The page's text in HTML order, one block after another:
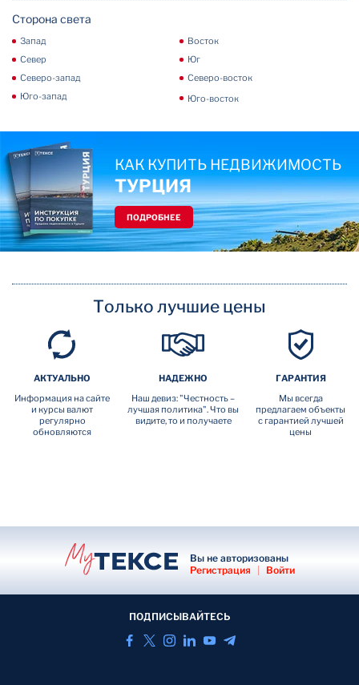
Сторона света
Запад
Восток
Север
Юг
Северо-запад
Северо-восток
Юго-запад
Юго-восток
КАК КУПИТЬ НЕДВИЖИМОСТЬ
ТУРЦИЯ
ПОДРОБНЕЕ
Только лучшие цены
АКТУАЛЬНО
Информация на сайте
и курсы валют
регулярно
обновляются
НАДЕЖНО
Наш девиз: "Честность –
лучшая политика". Что вы
видите, то и получаете
ГАРАНТИЯ
Мы всегда
предлагаем объекты
с гарантией лучшей
цены
Вы не авторизованы
Регистрация
| Войти
ПОДПИСЫВАЙТЕСЬ